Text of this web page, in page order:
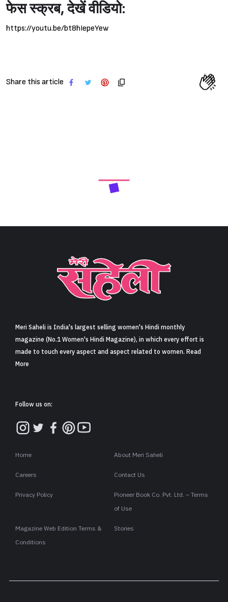
फेस स्क्रब, देखें वीडियो:
https://youtu.be/bt8hIepeYew
Share this article
Meri Saheli is India's largest selling women's Hindi monthly
magazine (No.1 Women's Hindi Magazine), in which every effort is
made to touch every aspect and aspect related to women. Read
More
Follow us on:
Home About Meri Saheli
Careers Contact Us
Privacy Policy
Pioneer Book Co. Pvt. Ltd. – Terms
of Use
Magazine Web Edition Terms &
Conditions
Stories